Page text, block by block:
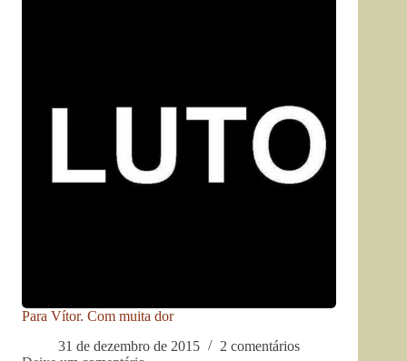
Para Vítor. Com muita dor
31 de dezembro de 2015
2 comentários